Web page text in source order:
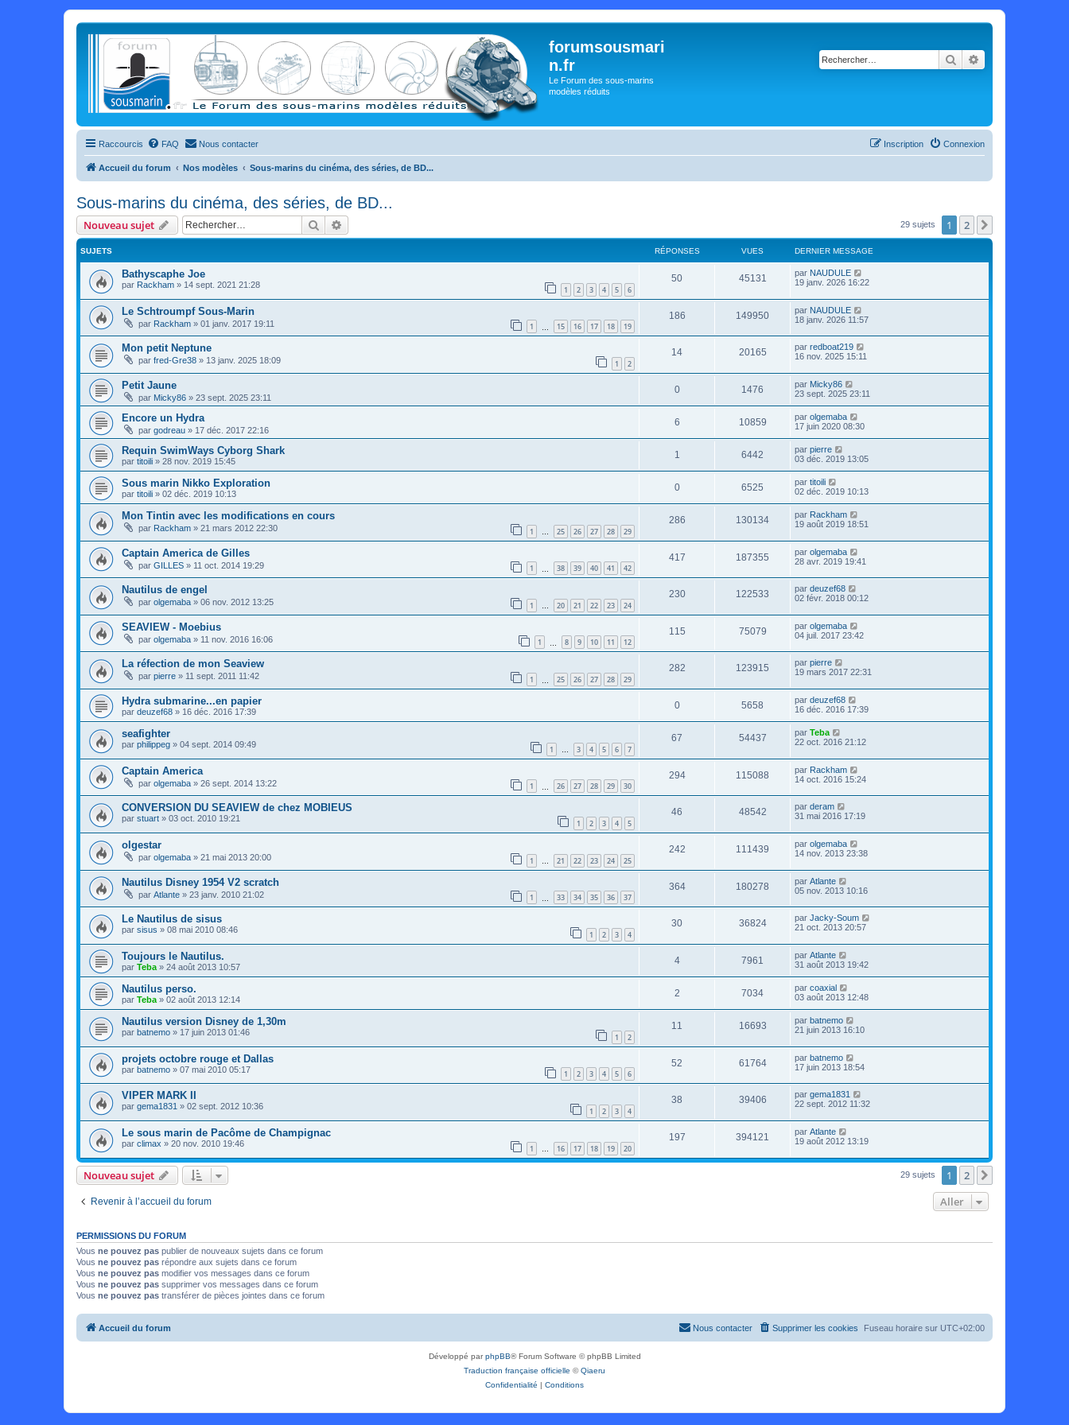
forumsousmari
n.fr
Le Forum des sous-marins
modèles réduits
Rechercher
Raccourcis FAQ Nous contacter Connexion
Inscription
Accueil du forum Nos modèles Sous-marins du cinéma, des séries, de BD...
Sous-marins du cinéma, des séries, de BD...
Nouveau sujet Rechercher 29 sujets 1 2
SUJETS RÉPONSES VUES DERNIER MESSAGE
Bathyscaphe Joe
par Rackham » 14 sept. 2021 21:28 1 2 3 4 5 6
50 45131 par NAUDULE
19 janv. 2026 16:22
Le Schtroumpf Sous-Marin
par Rackham » 01 janv. 2017 19:11 1 15 16 17 18 19
186 149950 par NAUDULE
18 janv. 2026 11:57
Mon petit Neptune
par fred-Gre38 » 13 janv. 2025 18:09 1 2
14 20165 par redboat219
16 nov. 2025 15:11
Petit Jaune
par Micky86 » 23 sept. 2025 23:11
0 1476 par Micky86
23 sept. 2025 23:11
Encore un Hydra
par godreau » 17 déc. 2017 22:16
6 10859 par olgemaba
17 juin 2020 08:30
Requin SwimWays Cyborg Shark
par titoili » 28 nov. 2019 15:45
1 6442 par pierre
03 déc. 2019 13:05
Sous marin Nikko Exploration
par titoili » 02 déc. 2019 10:13
0 6525 par titoili
02 déc. 2019 10:13
Mon Tintin avec les modifications en cours
par Rackham » 21 mars 2012 22:30 1 … 25 26 27 28 29
286 130134 par Rackham
19 août 2019 18:51
Captain America de Gilles
par GILLES » 11 oct. 2014 19:29 1 38 39 40 41 42
417 187355 par olgemaba
28 avr. 2019 19:41
Nautilus de engel
par olgemaba » 06 nov. 2012 13:25 1 … 20 21 22 23 24
230 122533 par deuzef68
02 févr. 2018 00:12
SEAVIEW - Moebius
par olgemaba » 11 nov. 2016 16:06 1 8 9 10 11 12
115 75079 par olgemaba
04 juil. 2017 23:42
La réfection de mon Seaview
par pierre » 11 sept. 2011 11:42 1 25 26 27 28 29
282 123915 par pierre
19 mars 2017 22:31
Hydra submarine...en papier
par deuzef68 » 16 déc. 2016 17:39
0 5658 par deuzef68
16 déc. 2016 17:39
seafighter
par philippeg » 04 sept. 2014 09:49 1 … 3 4 5 6 7
67 54437 par Teba
22 oct. 2016 21:12
Captain America
par olgemaba » 26 sept. 2014 13:22 1 26 27 28 29 30
294 115088 par Rackham
14 oct. 2016 15:24
CONVERSION DU SEAVIEW de chez MOBIEUS
par stuart » 03 oct. 2010 19:21 1 2 3 4 5
46 48542 par deram
31 mai 2016 17:19
olgestar
par olgemaba » 21 mai 2013 20:00 1 … 21 22 23 24 25
242 111439 par olgemaba
14 nov. 2013 23:38
Nautilus Disney 1954 V2 scratch
par Atlante » 23 janv. 2010 21:02 1 33 34 35 36 37
364 180278 par Atlante
05 nov. 2013 10:16
Le Nautilus de sisus
par sisus » 08 mai 2010 08:46 1 2 3 4
30 36824 par Jacky-Soum
21 oct. 2013 20:57
Toujours le Nautilus.
par Teba » 24 août 2013 10:57
4 7961 par Atlante
31 août 2013 19:42
Nautilus perso.
par Teba » 02 août 2013 12:14
2 7034 par coaxial
03 août 2013 12:48
Nautilus version Disney de 1,30m
par batnemo » 17 juin 2013 01:46 1 2
11 16693 par batnemo
21 juin 2013 16:10
projets octobre rouge et Dallas
par batnemo » 07 mai 2010 05:17 1 2 3 4 5 6
52 61764 par batnemo
17 juin 2013 18:54
VIPER MARK II
par gema1831 » 02 sept. 2012 10:36 1 2 3 4
38 39406 par gema1831
22 sept. 2012 11:32
Le sous marin de Pacôme de Champignac
par climax » 20 nov. 2010 19:46 1 16 17 18 19 20
197 394121 par Atlante
19 août 2012 13:19
Nouveau sujet 29 sujets 1 2
Revenir à l’accueil du forum Aller
PERMISSIONS DU FORUM
Vous ne pouvez pas publier de nouveaux sujets dans ce forum
Vous ne pouvez pas répondre aux sujets dans ce forum
Vous ne pouvez pas modifier vos messages dans ce forum
Vous ne pouvez pas supprimer vos messages dans ce forum
Vous ne pouvez pas transférer de pièces jointes dans ce forum
Accueil du forum Fuseau horaire sur UTC+02:00
Supprimer les cookies
Nous contacter
Développé parphpBB® Forum Software © phpBB Limited
Traduction française officielle ©Qiaeru
Confidentialité | Conditions